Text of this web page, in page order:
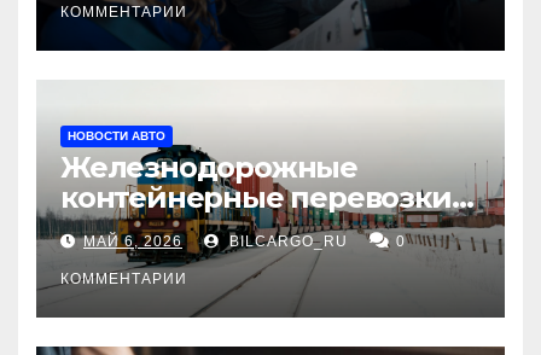
КОММЕНТАРИИ
НОВОСТИ АВТО
Железнодорожные
контейнерные перевозки
из Китая в Россию:
маршруты, сроки и
требования
МАЙ 6, 2026 BILCARGO_RU 0
КОММЕНТАРИИ